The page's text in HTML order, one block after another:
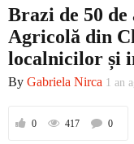
Contact
Brazi de 50
Agricolă din
localnicilor și
By Gabriela Nirca 1 an
0 417 0